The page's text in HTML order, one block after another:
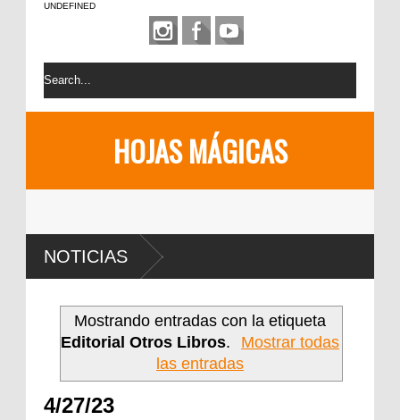
UNDEFINED
HOJAS MÁGICAS
NOTICIAS
Mostrando entradas con la etiqueta
Editorial Otros Libros.
Mostrar todas
las entradas
4/27/23